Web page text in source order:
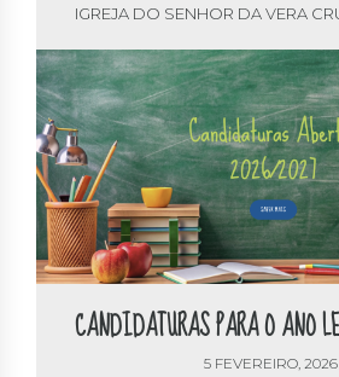
IGREJA DO SENHOR DA VERA
CANDIDATURAS PARA O ANO
5 FEVEREIRO, 2026